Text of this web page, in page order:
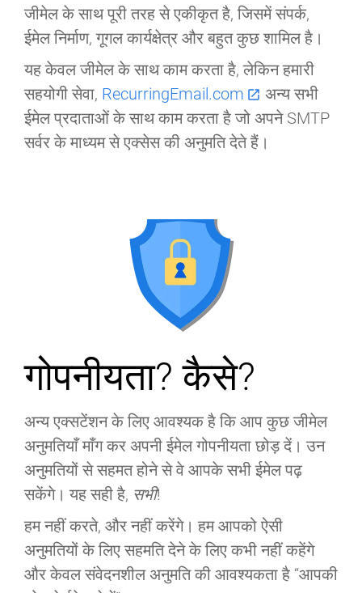
जीमेल के साथ पूरी तरह से एकीकृत है, जिसमें संपर्क,
ईमेल निर्माण, गूगल कार्यक्षेत्र और बहुत कुछ शामिल है।
यह केवल जीमेल के साथ काम करता है, लेकिन हमारी
सहयोगी सेवा, RecurringEmail.com open_in_new अन्य सभी
ईमेल प्रदाताओं के साथ काम करता है जो अपने SMTP
सर्वर के माध्यम से एक्सेस की अनुमति देते हैं।
गोपनीयता? कैसे?
अन्य एक्सटेंशन के लिए आवश्यक है कि आप कुछ जीमेल
अनुमतियाँ माँग कर अपनी ईमेल गोपनीयता छोड़ दें। उन
अनुमतियों से सहमत होने से वे आपके सभी ईमेल पढ़
सकेंगे। यह सही है, सभी!
हम नहीं करते, और नहीं करेंगे। हम आपको ऐसी
अनुमतियों के लिए सहमति देने के लिए कभी नहीं कहेंगे
और केवल संवेदनशील अनुमति की आवश्यकता है “आपकी